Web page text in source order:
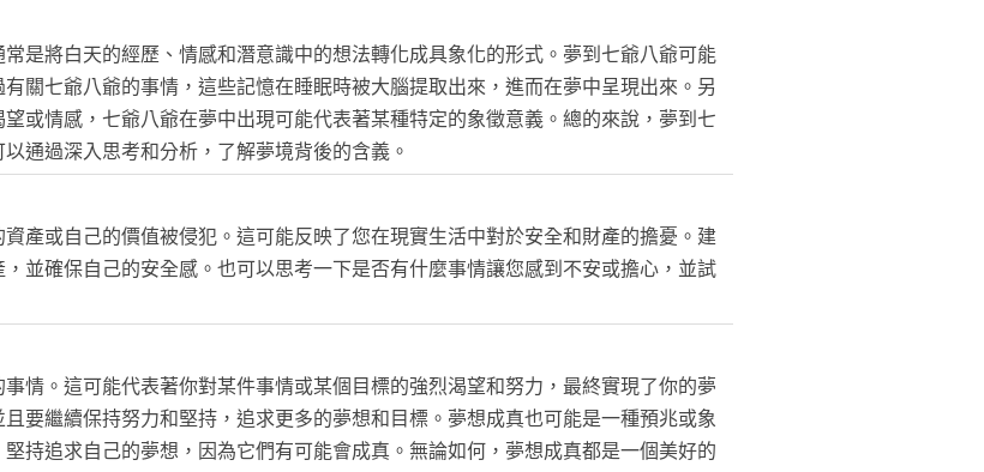
是將白天的經歷、情感和潛意識中的想法轉化成具象化的形式。夢到七爺八爺可能
關七爺八爺的事情，這些記憶在睡眠時被大腦提取出來，進而在夢中呈現出來。另
或情感，七爺八爺在夢中出現可能代表著某種特定的象徵意義。總的來說，夢到七
通過深入思考和分析，了解夢境背後的含義。
產或自己的價值被侵犯。這可能反映了您在現實生活中對於安全和財產的擔憂。建
並確保自己的安全感。也可以思考一下是否有什麼事情讓您感到不安或擔心，並試
情。這可能代表著你對某件事情或某個目標的強烈渴望和努力，最終實現了你的夢
要繼續保持努力和堅持，追求更多的夢想和目標。夢想成真也可能是一種預兆或象
持追求自己的夢想，因為它們有可能會成真。無論如何，夢想成真都是一個美好的